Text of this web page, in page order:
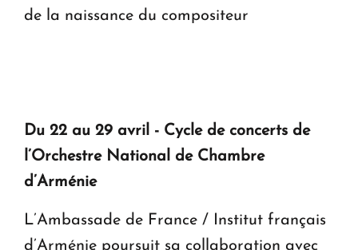
de la naissance du compositeur
Du 22 au 29 avril - Cycle de concerts de
l’Orchestre National de Chambre
d’Arménie
L’Ambassade de France / Institut français
d’Arménie poursuit sa collaboration avec